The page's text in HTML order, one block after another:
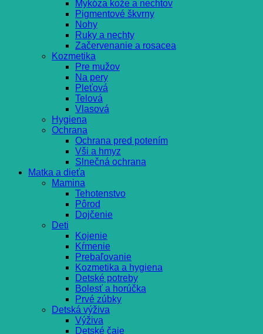
Mykóza kože a nechtov
Pigmentové škvrny
Nohy
Ruky a nechty
Začervenanie a rosacea
Kozmetika
Pre mužov
Na pery
Pleťová
Telová
Vlasová
Hygiena
Ochrana
Ochrana pred potením
Vši a hmyz
Slnečná ochrana
Matka a dieťa
Mamina
Tehotenstvo
Pôrod
Dojčenie
Deti
Kojenie
Kŕmenie
Prebaľovanie
Kozmetika a hygiena
Detské potreby
Bolesť a horúčka
Prvé zúbky
Detská výživa
Výživa
Detské čaje